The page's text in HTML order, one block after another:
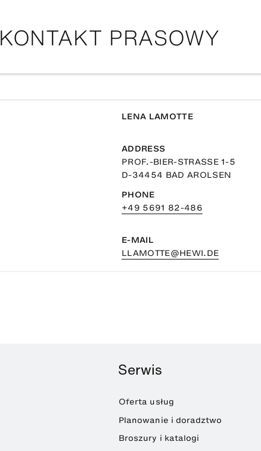
KONTAKT PRASOWY
LENA LAMOTTE
ADDRESS
PROF.-BIER-STRASSE 1-5
D-34454 BAD AROLSEN
PHONE
+49 5691 82-486
E-MAIL
LLAMOTTE@HEWI.DE
Serwis
Oferta usług
Planowanie i doradztwo
Broszury i katalogi